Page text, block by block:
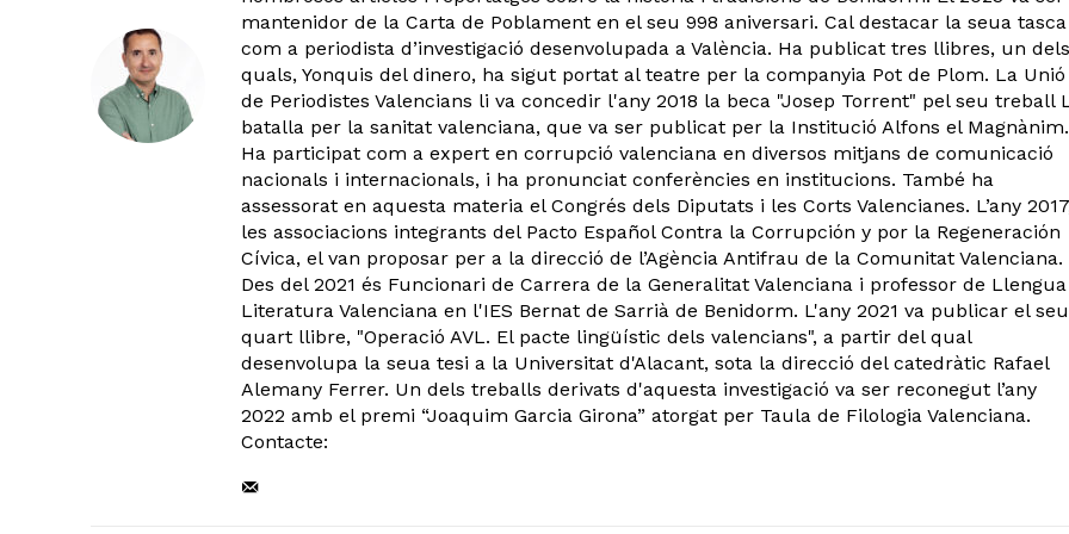
mantenidor de la Carta de Poblament en el seu 998 aniversari. Cal destacar la seua tasca
com a periodista d’investigació desenvolupada a València. Ha publicat tres llibres, un dels
quals, Yonquis del dinero, ha sigut portat al teatre per la companyia Pot de Plom. La Unió
de Periodistes Valencians li va concedir l'any 2018 la beca "Josep Torrent" pel seu treball
batalla per la sanitat valenciana, que va ser publicat per la Institució Alfons el Magnànim.
Ha participat com a expert en corrupció valenciana en diversos mitjans de comunicació
nacionals i internacionals, i ha pronunciat conferències en institucions. També ha
assessorat en aquesta materia el Congrés dels Diputats i les Corts Valencianes. L’any
les associacions integrants del Pacto Español Contra la Corrupción y por la Regeneración
Cívica, el van proposar per a la direcció de l’Agència Antifrau de la Comunitat Valenciana.
Des del 2021 és Funcionari de Carrera de la Generalitat Valenciana i professor de
Literatura Valenciana en l'IES Bernat de Sarrià de Benidorm. L'any 2021 va publicar el seu
quart llibre, "Operació AVL. El pacte lingüístic dels valencians", a partir del qual
desenvolupa la seua tesi a la Universitat d'Alacant, sota la direcció del catedràtic Rafael
Alemany Ferrer. Un dels treballs derivats d'aquesta investigació va ser reconegut l’any
2022 amb el premi “Joaquim Garcia Girona” atorgat per Taula de Filologia Valenciana.
Contacte: